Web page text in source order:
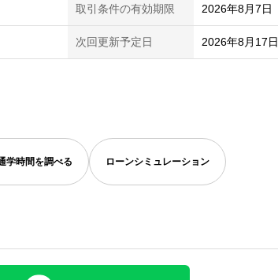
取引条件の有効期限 2026年8月7日
次回更新予定日 2026年8月17日
学時間を調べる ローンシミュレーション